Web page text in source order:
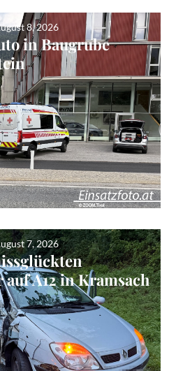
8, 2026
in Baugrube
7, 2026
A12 in Kramsach